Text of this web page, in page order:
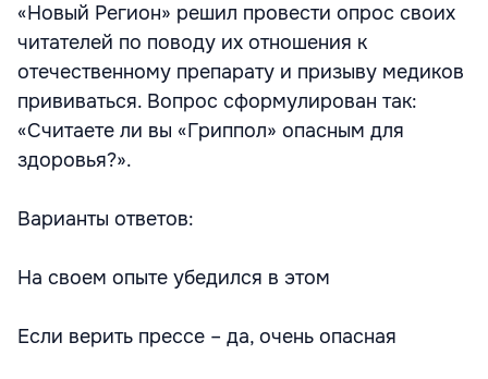
«Новый Регион» решил провести опрос своих
читателей по поводу их отношения к
отечественному препарату и призыву медиков
прививаться. Вопрос сформулирован так:
«Считаете ли вы «Гриппол» опасным для
здоровья?».
Варианты ответов:
На своем опыте убедился в этом
Если верить прессе – да, очень опасная